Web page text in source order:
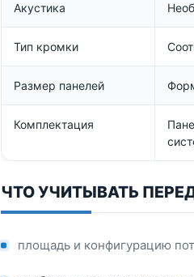
Акустика
Тип кромки
Размер панелей
Комплектация
ЧТО УЧИТЫВАТЬ
площадь и конфигурацию